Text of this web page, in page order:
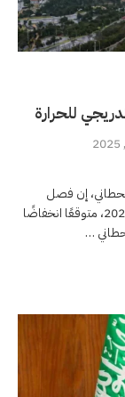
للحرارة
إن فصل
الشتاء سيبدأ أرصاديًا غدًا (الاثنين) الموافق 1 ديسمبر 2025، متوقعًا انخفاضًا
…